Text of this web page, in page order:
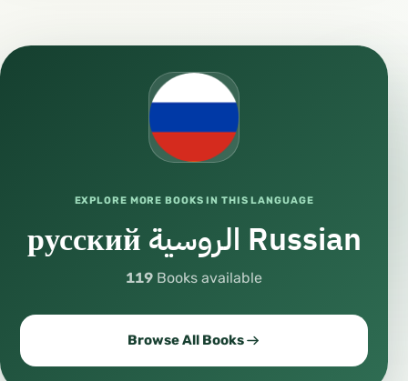
EXPLORE MORE BOOKS IN THIS LANGUAGE
русский الروسية Russian
119 Books available
Browse All Books